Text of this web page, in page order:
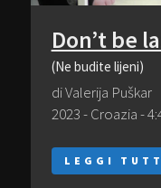
Don’t be
(Ne budite lijeni)
di Valerija Puškar
2023 - Croazia -
LEGGI